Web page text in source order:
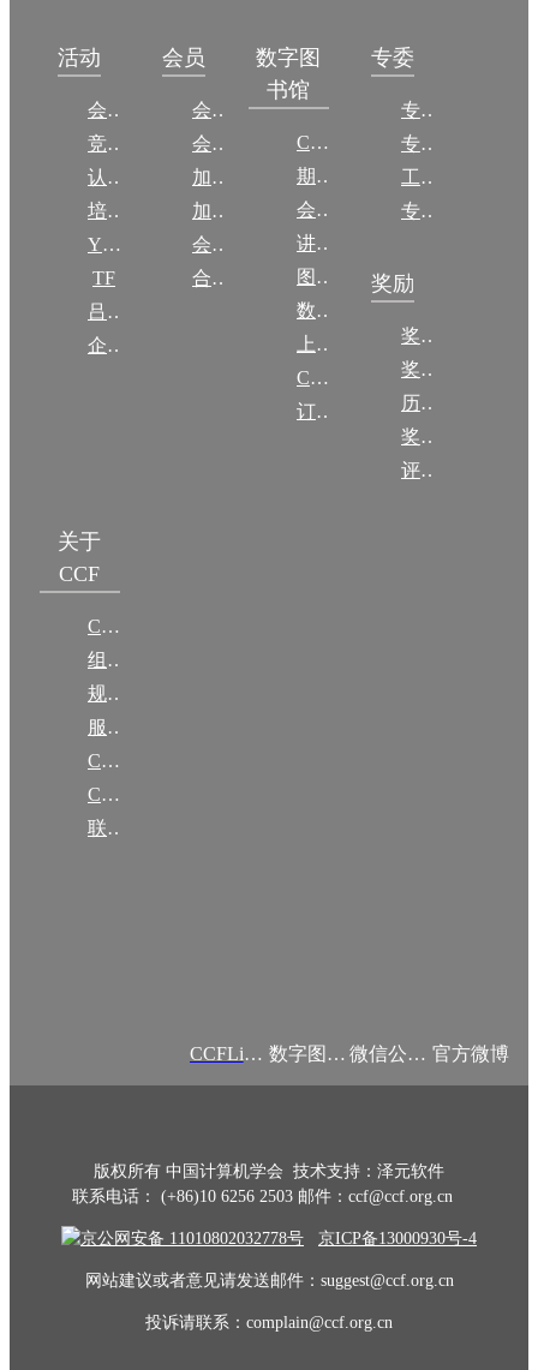
活动
会议
竞赛
认证
培训
YOCSEF
TF
吕梁振兴
企智会
会员
会员简介
会员权益
加入CCF
加入CCF
会员交费
合作伙伴
数字图
书馆
CCCF
期刊
会议
讲稿
图集
数图编审委员会
上传/发布作品
CCF DL Focus
订阅《计算》
专委
专委简介
专委条例
工作问答
专委名单
奖励
奖励动态
奖励目录
历年获奖名单
奖项推荐
评奖条例
关于
CCF
CCF简介
组织机构
规章
服务项目
CCF大事记
CCF创建60周年
联系我们
CCFLink APP 数字图书馆 微信公众号 官方微博
版权所有 中国计算机学会 技术支持：泽元软件
联系电话： (+86)10 6256 2503 邮件：ccf@ccf.org.cn
京公网安备 11010802032778号 京ICP备13000930号-4
网站建议或者意见请发送邮件：suggest@ccf.org.cn
投诉请联系：complain@ccf.org.cn